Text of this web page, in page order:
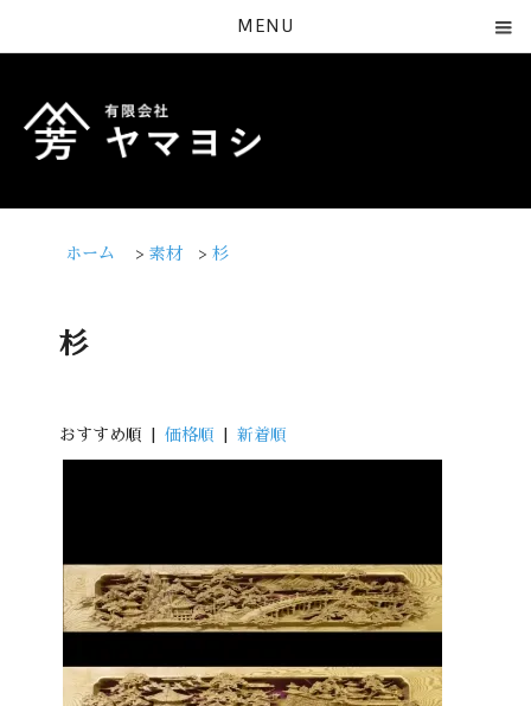
MENU
ホーム > 素材 > 杉
杉
おすすめ順 | 価格順 新着順